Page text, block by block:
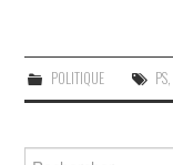
POLITIQUE PS,
Search